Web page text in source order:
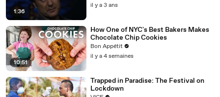
1:36
il y a 3 ans
10:51
How One of NYC's Best Bakers Makes
Chocolate Chip Cookies
Bon Appétit
il y a 4 semaines
Trapped in Paradise: The Festival on
Lockdown